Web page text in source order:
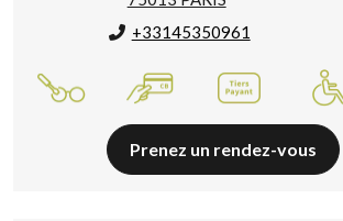
+33145350961
Prenez un rendez-vous